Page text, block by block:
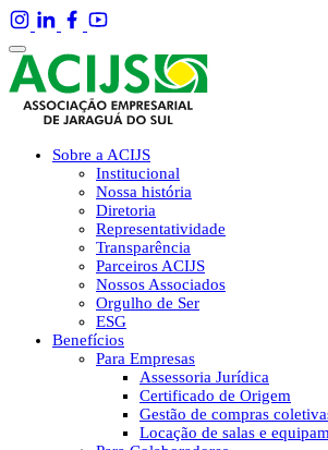
Sobre a ACIJS
Institucional
Nossa história
Diretoria
Representatividade
Transparência
Parceiros ACIJS
Nossos Associados
Orgulho de Ser
ESG
Benefícios
Para Empresas
Assessoria Jurídica
Certificado de Origem
Gestão de compras
Locação de salas e